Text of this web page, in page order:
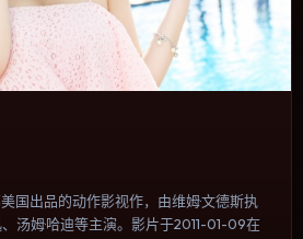
国出品的动作影视作，由维姆·文德斯执
汤姆·哈迪等主演。影片于2011-01-09在